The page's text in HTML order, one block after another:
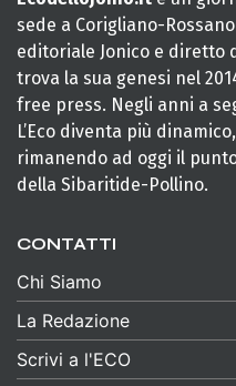
sede a Corigliano-
editoriale Jonico e diretto
trova la sua genesi nel
free press. Negli anni a
L’Eco diventa più
rimanendo ad oggi il
della Sibaritide-Pollino.
CONTATTI
Chi Siamo
La Redazione
Scrivi a l'ECO